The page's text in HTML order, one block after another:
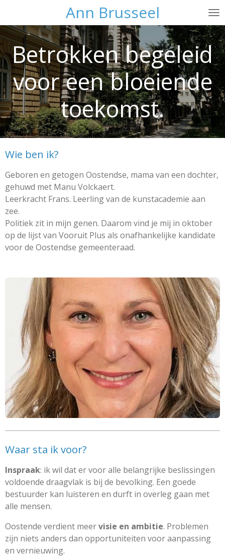
naar
hoofdinhoud
Ann Brusseel
Betrokken begeleid
voor een bloeiende
toekomst.
Wie ben ik?
Geboren en getogen Oostendse, mama van een dochter,
gehuwd met Manu Volckaert.
Leerkracht Frans. Leerling van de kunstacademie aan
zee.
Politiek zit in mijn genen. Daarom vind je mij in oktober
op de lijst van Vooruit Plus als onafhankelijke kandidate
voor de Oostendse gemeenteraad.
Waar sta ik voor?
Inspraak: ik wil dat er voor alle belangrijke beslissingen
voldoende draagvlak is bij de bevolking. Een goede
bestuurder kan luisteren en durft in overleg gaan met
alle mensen.
Oostende verdient meervisie en ambitie. Problemen
zijn niets anders dan opportuniteiten voor aanpassing
en vernieuwing.